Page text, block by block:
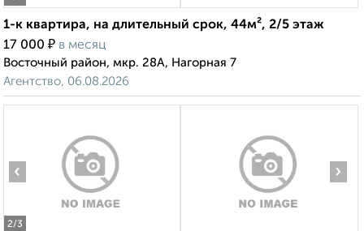
1-к квартира, на длительный срок, 44м², 2/5 этаж
17 000 ₽ в месяц
Восточный район, мкр. 28А, Нагорная 7
Агентство, 06.08.2026
2/3
‹ ›